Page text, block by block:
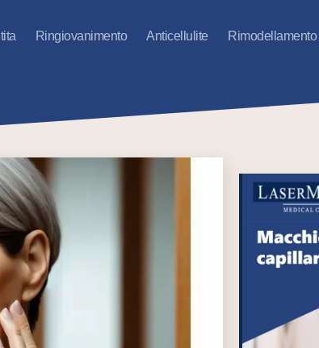
Ringiovanimento Anticellulite Rimodellamento